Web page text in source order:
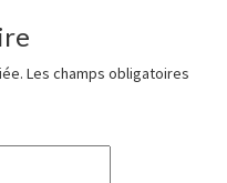
Les champs obligatoires